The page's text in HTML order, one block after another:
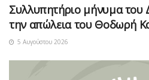
Συλλυπητήριο μήνυμα του
την απώλεια του Θοδωρή
5 Αυγούστου 2026